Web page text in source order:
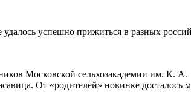
успешно прижиться в разных
Московской сельхозакадемии им. К. А.
От «родителей» новинке досталось